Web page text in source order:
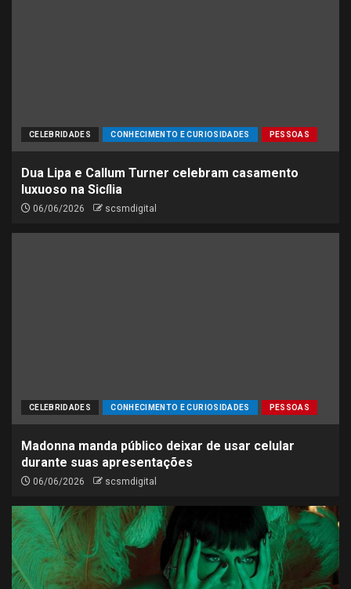
CELEBRIDADES CONHECIMENTO E CURIOSIDADES PESSOAS
Dua Lipa e Callum Turner celebram casamento
luxuoso na Sicília
06/06/2026 scsmdigital
CELEBRIDADES CONHECIMENTO E CURIOSIDADES PESSOAS
Madonna manda público deixar de usar celular
durante suas apresentações
06/06/2026 scsmdigital